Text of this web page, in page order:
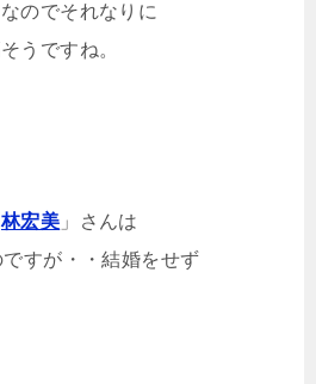
のでそれなりに
うですね。
林宏美 」さんは
すが・・結婚をせず